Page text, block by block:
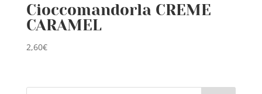
Cioccomandorla CREME
CARAMEL
2,60€